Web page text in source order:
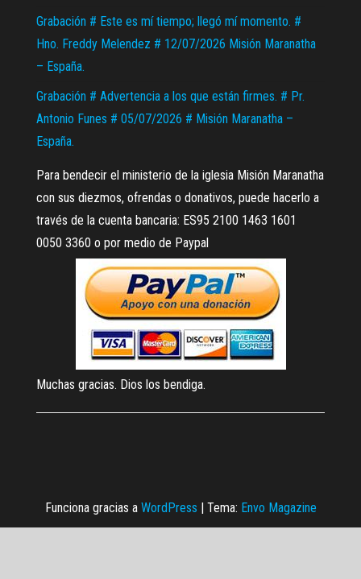
Grabación # Este es mí tiempo; llegó mí momento. #
Hno. Freddy Melendez # 12/07/2026 Misión Maranatha
– España.
Grabación # Advertencia a los que están firmes. # Pr.
Antonio Funes # 05/07/2026 # Misión Maranatha –
España.
Para bendecir el ministerio de la iglesia Misión Maranatha
con sus diezmos, ofrendas o donativos, puede hacerlo a
través de la cuenta bancaria: ES95 2100 1463 1601
0050 3360 o por medio de Paypal
Muchas gracias. Dios los bendiga.
Funciona gracias a WordPress | Tema: Envo Magazine